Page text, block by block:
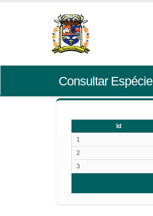
Consultar Espécie
Id
1
2
3